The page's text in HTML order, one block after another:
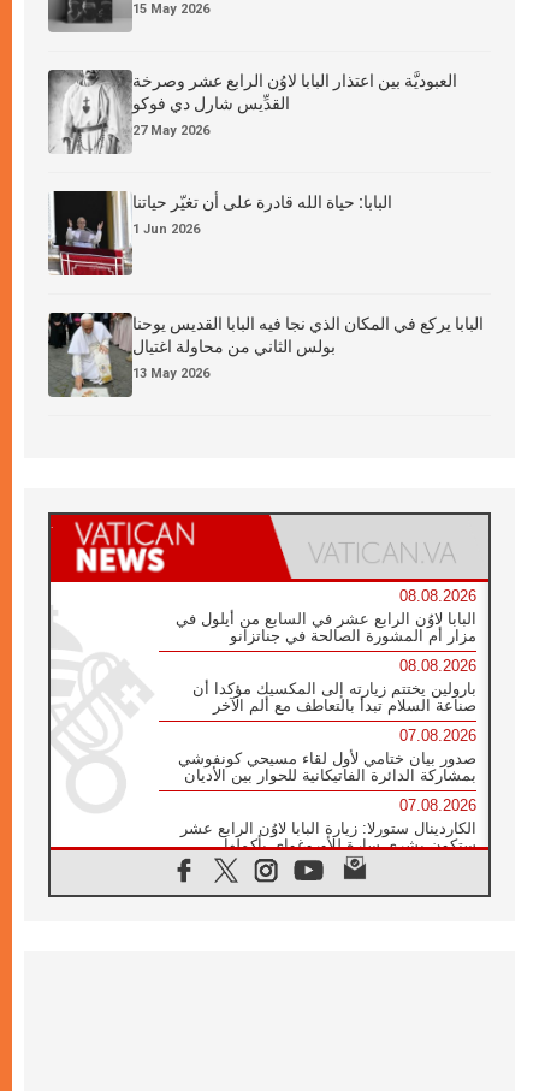
15 May 2026
العبوديَّة بين اعتذار البابا لاوُن الرابع عشر وصرخة
القدِّيس شارل دي فوكو
27 May 2026
البابا: حياة الله قادرة على أن تغيّر حياتنا
1 Jun 2026
البابا يركع في المكان الذي نجا فيه البابا القديس يوحنا
بولس الثاني من محاولة اغتيال
13 May 2026
08.08.2026
البابا لاوُن الرابع عشر في السابع من أيلول في
مزار أم المشورة الصالحة في جناتزانو
08.08.2026
بارولين يختتم زيارته إلى المكسيك مؤكدا أن
صناعة السلام تبدأ بالتعاطف مع ألم الآخر
07.08.2026
صدور بيان ختامي لأول لقاء مسيحي كونفوشي
بمشاركة الدائرة الفاتيكانية للحوار بين الأديان
07.08.2026
الكاردينال ستورلا: زيارة البابا لاوُن الرابع عشر
ستكون بشرى سارة للأوروغواي بأكملها
الفاتيكان يعلن برنامج الزيارة الرسولية للبابا لاوُن